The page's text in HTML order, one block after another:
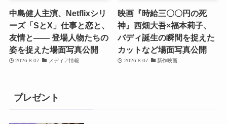
中島健人主演、Netflixシリ
ーズ「SとX」仕事と恋と、
友情と―― 登場人物たちの
姿を捉えた場面写真公開
2026.8.07 メディア情報
映画『時給三〇〇円の死
神』西畑大吾×福本莉子、
バディ誕生の瞬間を捉えた
カットなど場面写真公開
2026.8.07 新作映画
プレゼント